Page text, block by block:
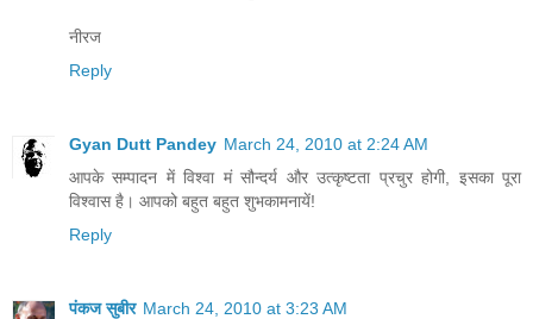
नीरज
Reply
Gyan Dutt Pandey March 24, 2010 at 2:24 AM
आपके सम्पादन में विश्वा मं सौन्दर्य और उत्कृष्टता प्रचुर होगी, इसका पूरा
विश्वास है। आपको बहुत बहुत शुभकामनायें!
Reply
पंकज सुबीर March 24, 2010 at 3:23 AM